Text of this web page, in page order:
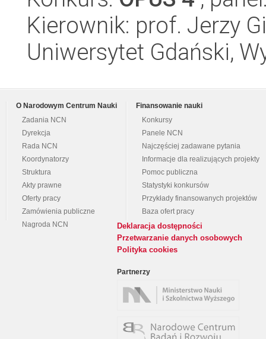
Kierownik: prof. Jerzy
Uniwersytet Gdański,
O Narodowym Centrum Nauki
Zadania NCN
Dyrekcja
Rada NCN
Koordynatorzy
Struktura
Akty prawne
Oferty pracy
Zamówienia publiczne
Nagroda NCN
Finansowanie nauki
Konkursy
Panele NCN
Najczęściej zadawane pytania
Informacje dla realizujących projekty
Pomoc publiczna
Statystyki konkursów
Przykłady finansowanych projektów
Baza ofert pracy
Deklaracja dostępności
Przetwarzanie danych osobowych
Polityka cookies
Partnerzy